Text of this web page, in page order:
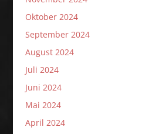
Oktober 2024
September 2024
August 2024
Juli 2024
Juni 2024
Mai 2024
April 2024